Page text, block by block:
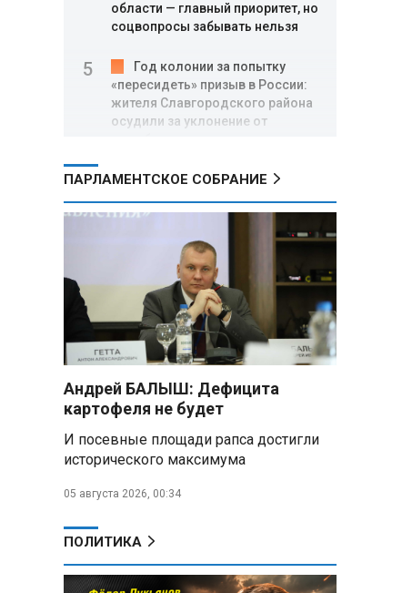
области — главный приоритет, но
соцвопросы забывать нельзя
Год колонии за попытку
«пересидеть» призыв в России:
жителя Славгородского района
осудили за уклонение от
В Свердловской области
производителя дронов «Упырь»
Российские пловцы
выиграли все золотые медали
первого дня Кубка мира по
зимнему плаванию
Александр Новак:
Независимые АЗС начнут
снабжать топливом через
региональных операторов
Беларусь и Россия
усиливают сотрудничество по
развития
Минобороны РФ:
Рыжевка
ПАРЛАМЕНТСКОЕ СОБРАНИЕ
Андрей БАЛЫШ: Дефицита
картофеля не будет
И посевные площади рапса достигли
исторического максимума
05 августа 2026, 00:34
ПОЛИТИКА